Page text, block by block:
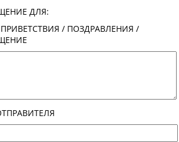
КОНТАКТЫ
и совместной деятельности
996
ДЛЯ:
ПРИВЕТСТВИЯ / ПОЗДРАВЛЕНИЯ /